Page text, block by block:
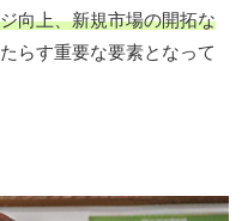
向上、新規市場の開拓な
らす重要な要素となって